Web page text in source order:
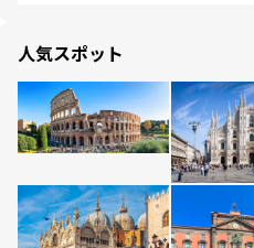
人気スポット